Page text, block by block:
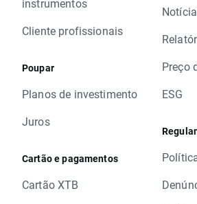
instrumentos
Cliente profissionais
Poupar
Planos de investimento
Juros
Cartão e pagamentos
Cartão XTB
Preço
ESG